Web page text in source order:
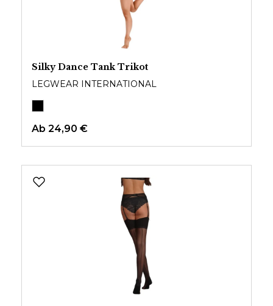
Silky Dance Tank Trikot
LEGWEAR INTERNATIONAL
Ab 24,90 €